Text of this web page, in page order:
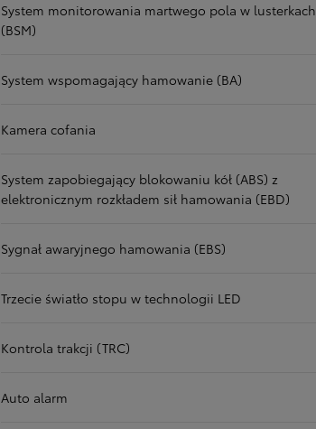
System monitorowania martwego pola w lusterkach
(BSM)
System wspomagający hamowanie (BA)
Kamera cofania
System zapobiegający blokowaniu kół (ABS) z
elektronicznym rozkładem sił hamowania (EBD)
Sygnał awaryjnego hamowania (EBS)
Trzecie światło stopu w technologii LED
Kontrola trakcji (TRC)
Auto alarm